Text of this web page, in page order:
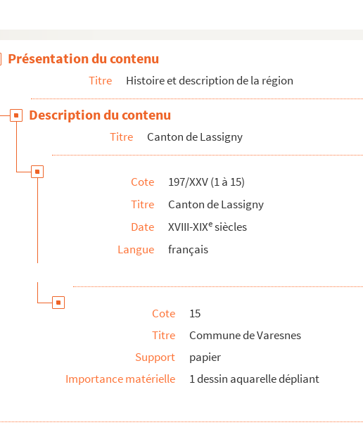
et de Thiescourt.
de Compiègne-Nord)
Roye et de Canny-sur-Matz
Présentation du contenu
Titre Histoire et description de la région
Description du contenu
Titre Canton de Lassigny
Cote
197/XXV (1 à 15)
Titre
Canton de Lassigny
Date
XVIII-XIXesiècles
Langue
français
Cote
15
Titre
Commune de Varesnes
Support
papier
Importance matérielle
1 dessin aquarelle dépliant